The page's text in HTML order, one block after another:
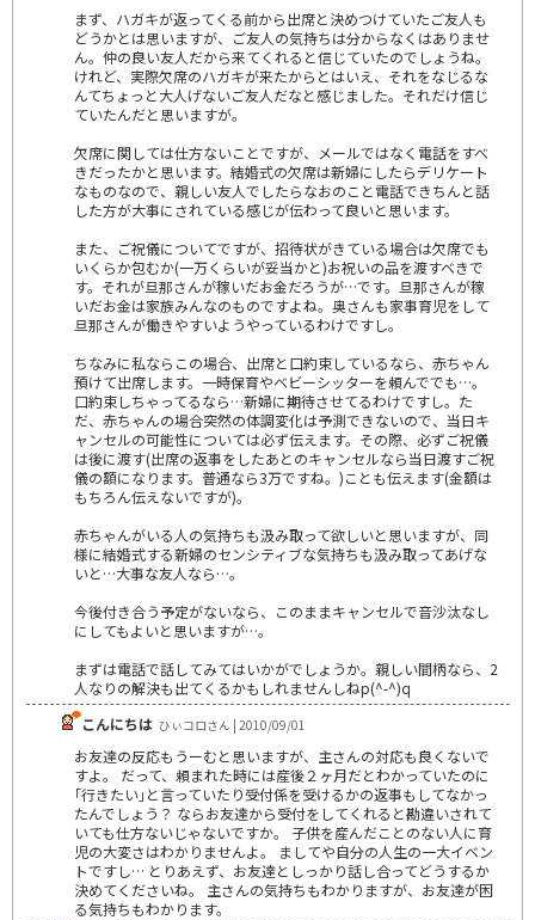
まず、ハガキが返ってくる前から出席と決めつけていたご友人も
どうかとは思いますが、ご友人の気持ちは分からなくはありませ
ん。仲の良い友人だから来てくれると信じていたのでしょうね。
けれど、実際欠席のハガキが来たからとはいえ、それをなじるな
んてちょっと大人げないご友人だなと感じました。それだけ信じ
ていたんだと思いますが。
欠席に関しては仕方ないことですが、メールではなく電話をすべ
きだったかと思います。結婚式の欠席は新婦にしたらデリケート
なものなので、親しい友人でしたらなおのこと電話できちんと話
した方が大事にされている感じが伝わって良いと思います。
また、ご祝儀についてですが、招待状がきている場合は欠席でも
いくらか包むか(一万くらいが妥当かと)お祝いの品を渡すべきで
す。それが旦那さんが稼いだお金だろうが…です。旦那さんが稼
いだお金は家族みんなのものですよね。奥さんも家事育児をして
旦那さんが働きやすいようやっているわけですし。
ちなみに私ならこの場合、出席と口約束しているなら、赤ちゃん
預けて出席します。一時保育やベビーシッターを頼んででも…。
口約束しちゃってるなら…新婦に期待させてるわけですし。た
だ、赤ちゃんの場合突然の体調変化は予測できないので、当日キ
ャンセルの可能性については必ず伝えます。その際、必ずご祝儀
は後に渡す(出席の返事をしたあとのキャンセルなら当日渡すご祝
儀の額になります。普通なら3万ですね。)ことも伝えます(金額は
もちろん伝えないですが)。
赤ちゃんがいる人の気持ちも汲み取って欲しいと思いますが、同
様に結婚式する新婦のセンシティブな気持ちも汲み取ってあげな
いと…大事な友人なら…。
今後付き合う予定がないなら、このままキャンセルで音沙汰なし
にしてもよいと思いますが…。
まずは電話で話してみてはいかがでしょうか。親しい間柄なら、2
人なりの解決も出てくるかもしれませんしねp(^-^)q
こんにちは ひぃコロさん | 2010/09/01
お友達の反応もうーむと思いますが、主さんの対応も良くないで
すよ。 だって、頼まれた時には産後２ヶ月だとわかっていたのに
｢行きたい｣と言っていたり受付係を受けるかの返事もしてなかっ
たんでしょう？ ならお友達から受付をしてくれると勘違いされて
いても仕方ないじゃないですか。 子供を産んだことのない人に育
児の大変さはわかりませんよ。 ましてや自分の人生の一大イベン
トですし… とりあえず、お友達としっかり話し合ってどうするか
決めてくださいね。 主さんの気持ちもわかりますが、お友達が困
る気持ちもわかります。